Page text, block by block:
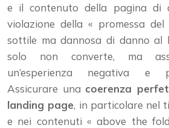
e il contenuto della pagina di
violazione della « promessa
sottile ma dannosa di danno al
solo non converte, ma
un’esperienza negativa e
Assicurare una coerenza
landing page, in particolare nel
e nei contenuti « above the